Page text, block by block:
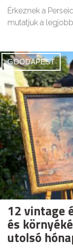
Érkeznek a
mutatjuk a
GOODAPEST
12 vintage
és
utolsó